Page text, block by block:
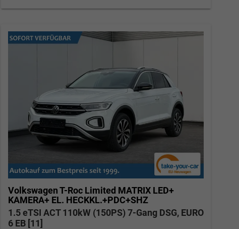
Volkswagen T-Roc Limited MATRIX LED+
KAMERA+ EL. HECKKL.+PDC+SHZ
1.5 eTSI ACT 110kW (150PS) 7-Gang DSG, EURO
6 EB [11]